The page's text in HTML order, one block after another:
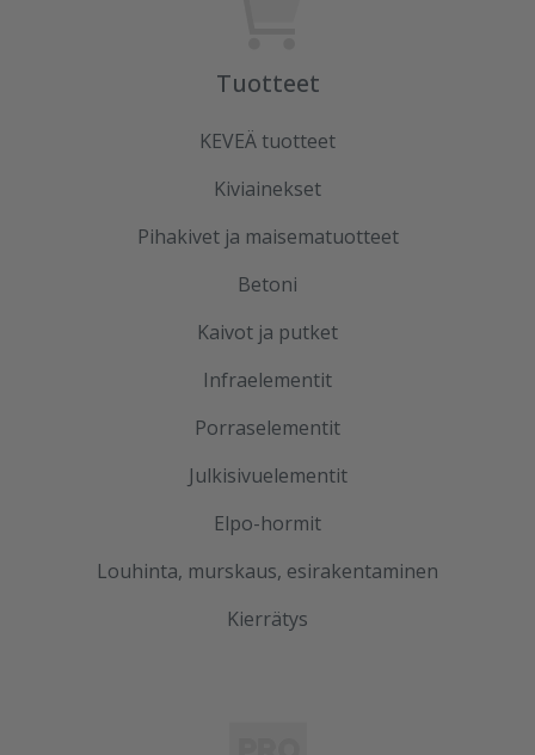
Tuotteet
KEVEÄ tuotteet
Kiviainekset
Pihakivet ja maisematuotteet
Betoni
Kaivot ja putket
Infraelementit
Porraselementit
Julkisivuelementit
Elpo-hormit
Louhinta, murskaus, esirakentaminen
Kierrätys